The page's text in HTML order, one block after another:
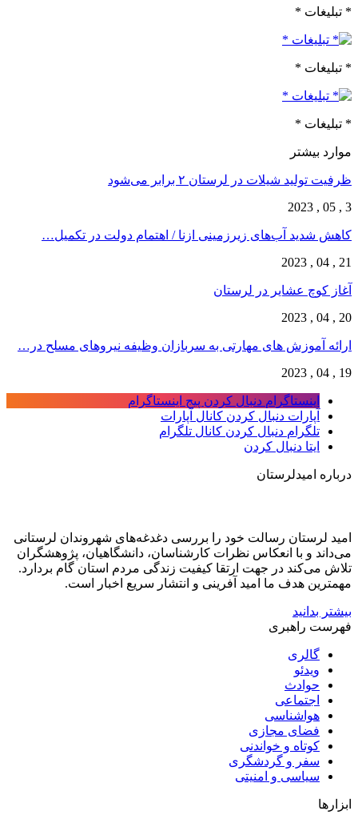
* تبلیغات *
* تبلیغات *
* تبلیغات *
موارد بیشتر
ظرفیت تولید شیلات در لرستان ۲ برابر می‌شود
3 , 05 , 2023
کاهش شدید آب‌های زیرزمینی ازنا / اهتمام‌ دولت در تکمیل…
21 , 04 , 2023
آغاز کوچ عشایر در لرستان
20 , 04 , 2023
ارائه آموزش های مهارتی به سربازان وظیفه نیروهای مسلح در…
19 , 04 , 2023
اینستاگرام دنبال کردن پیج اینستاگرام
آپارات دنبال کردن کانال آپارات
تلگرام دنبال کردن کانال تلگرام
ایتا دنبال کردن
درباره امیدلرستان
امید لرستان رسالت خود را بررسی دغدغه‌های شهروندان لرستانی
می‌داند و با انعکاس نظرات کارشناسان، دانشگاهیان، پژوهشگران
تلاش می‌کند در جهت ارتقا کیفیت زندگی مردم استان گام بردارد.
مهمترین هدف ما امید آفرینی و انتشار سریع اخبار است.
بیشتر بدانید
فهرست راهبری
گالری
ویدئو
حوادث
اجتماعی
هواشناسی
فضای مجازی
کوتاه و خواندنی
سفر و گردشگری
سیاسی و امنیتی
ابزارها